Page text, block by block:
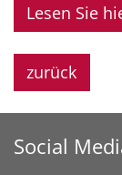
Lesen Sie
zurück
Social